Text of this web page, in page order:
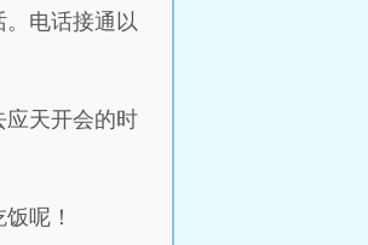
电话接通以
应天开会的时
呢！